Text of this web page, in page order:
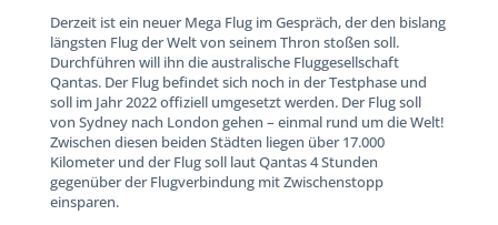
Derzeit ist ein neuer Mega Flug im Gespräch, der den bislang
längsten Flug der Welt von seinem Thron stoßen soll.
Durchführen will ihn die australische Fluggesellschaft
Qantas. Der Flug befindet sich noch in der Testphase und
soll im Jahr 2022 offiziell umgesetzt werden. Der Flug soll
von Sydney nach London gehen – einmal rund um die Welt!
Zwischen diesen beiden Städten liegen über 17.000
Kilometer und der Flug soll laut Qantas 4 Stunden
gegenüber der Flugverbindung mit Zwischenstopp
einsparen.